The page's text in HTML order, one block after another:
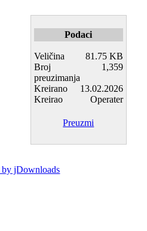
Podaci
Veličina
81.75 KB
Broj
preuzimanja
1,359
Kreirano
13.02.2026
Kreirao
Operater
Preuzmi
by jDownloads